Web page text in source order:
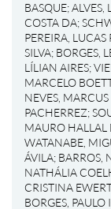
BASQUE;ALVES,
COSTA DA;
PEREIRA, LUCAS
SILVA; BORGES,
LÍLIAN AIRES;
MARCELO
NEVES, MARCUS
PACHERREZ;
MAURO HALLAL
WATANABE,
ÁVILA; BARROS,
NATHÁLIA
CRISTINA
BORGES,